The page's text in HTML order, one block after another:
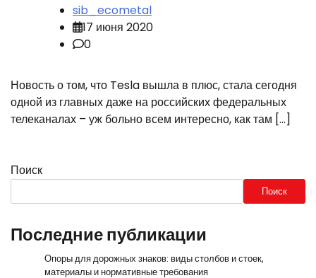
sib_ecometal
17 июня 2020
0
Новость о том, что Tesla вышла в плюс, стала сегодня
одной из главных даже на российских федеральных
телеканалах – уж больно всем интересно, как там […]
Поиск
Поиск
Последние публикации
Опоры для дорожных знаков: виды столбов и стоек,
материалы и нормативные требования